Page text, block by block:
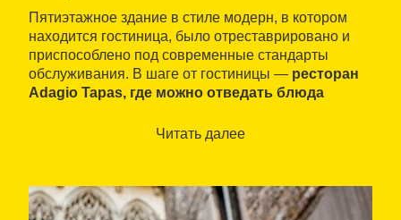
Пятиэтажное здание в стиле модерн, в котором
находится гостиница, было отреставрировано и
приспособлено под современные стандарты
обслуживания. В шаге от гостиницы — ресторан
Adagio Tapas, где можно отведать блюда
бунтарской обстановке. Ресторан работает под
2005 году и мишленовскую звезду за барселонский
ресторан Manairó.
Читать далее